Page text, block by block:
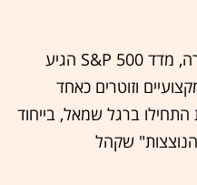
גם השוק השתנה. בשנה שעברה, מדד S&P 500 הגיע
וזוטרים כאחד
ברגל שמאל, בייחוד
שקהל